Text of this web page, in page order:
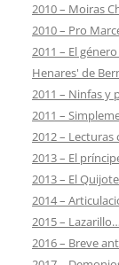
2010 – Moiras
2010 – Pro
2011 – El
Henares' de
2011 – Ninfas y
2011 –
2012 – Lecturas
2013 – El
2013 – El
2014 –
2015 –
2016 – Breve